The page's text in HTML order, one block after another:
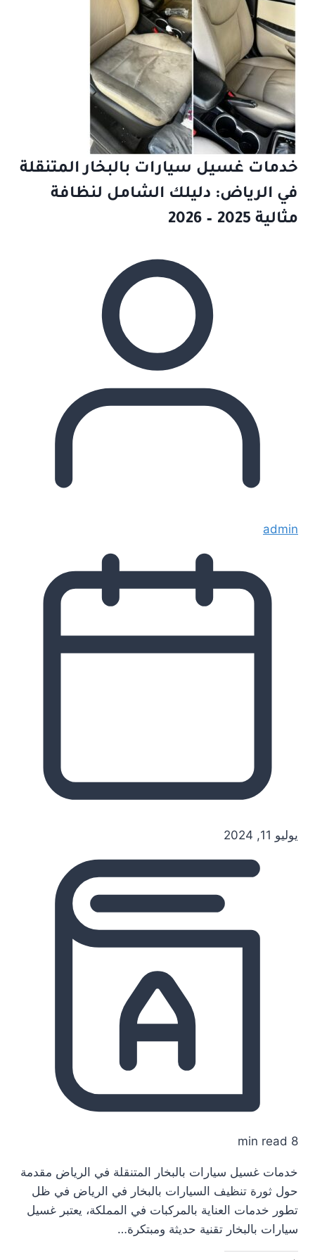
خدمات غسيل سيارات بالبخار المتنقلة
في الرياض: دليلك الشامل لنظافة
مثالية 2025 – 2026
admin
يوليو 11, 2024
8 min read
خدمات غسيل سيارات بالبخار المتنقلة في الرياض مقدمة
حول ثورة تنظيف السيارات بالبخار في الرياض في ظل
تطور خدمات العناية بالمركبات في المملكة، يعتبر غسيل
سيارات بالبخار تقنية حديثة ومبتكرة…